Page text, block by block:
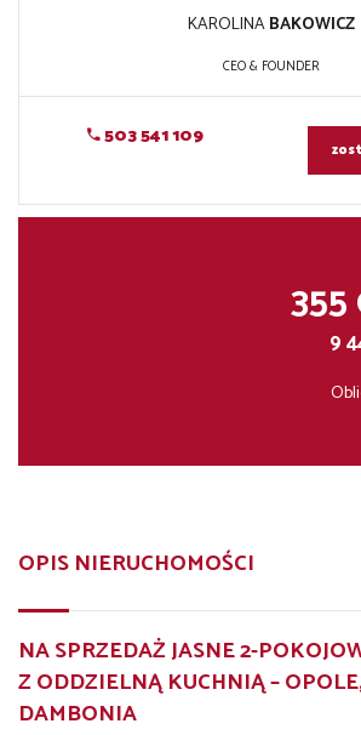
KAROLINABAKOWICZ
CEO & FOUNDER
503 541 109
9
OPIS NIERUCHOMOŚCI
NA SPRZEDAŻ JASNE 2-
Z ODDZIELNĄ KUCHNIĄ –
DAMBONIA